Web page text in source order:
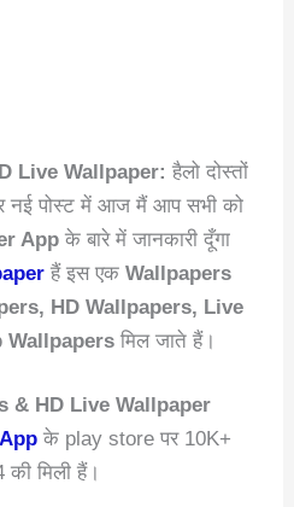
Live Wallpaper: हैलो दोस्तों
नई पोस्ट में आज मैं आप सभी को
App के बारे में जानकारी दूँगा
हैं इस एकWallpapers
HD Wallpapers, Live
Wallpapers मिल जाते हैं।
& HD Live Wallpaper
के play store पर 10K+
मिली हैं।